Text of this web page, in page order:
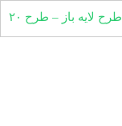
طرح لایه باز – طرح ۲۰